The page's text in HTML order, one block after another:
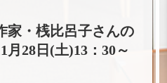
家・桟比呂子さんの
28日(土)13：30～